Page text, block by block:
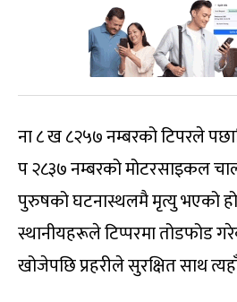
ना ८ ख ८२५७ नम्बरको टिपरले
प २८३७ नम्बरको मोटरसाइकल
पुरुषको घटनास्थलमै मृत्यु भएको
स्थानीयहरूले टिप्परमा तोडफोड
खोजेपछि प्रहरीले सुरक्षित साथ